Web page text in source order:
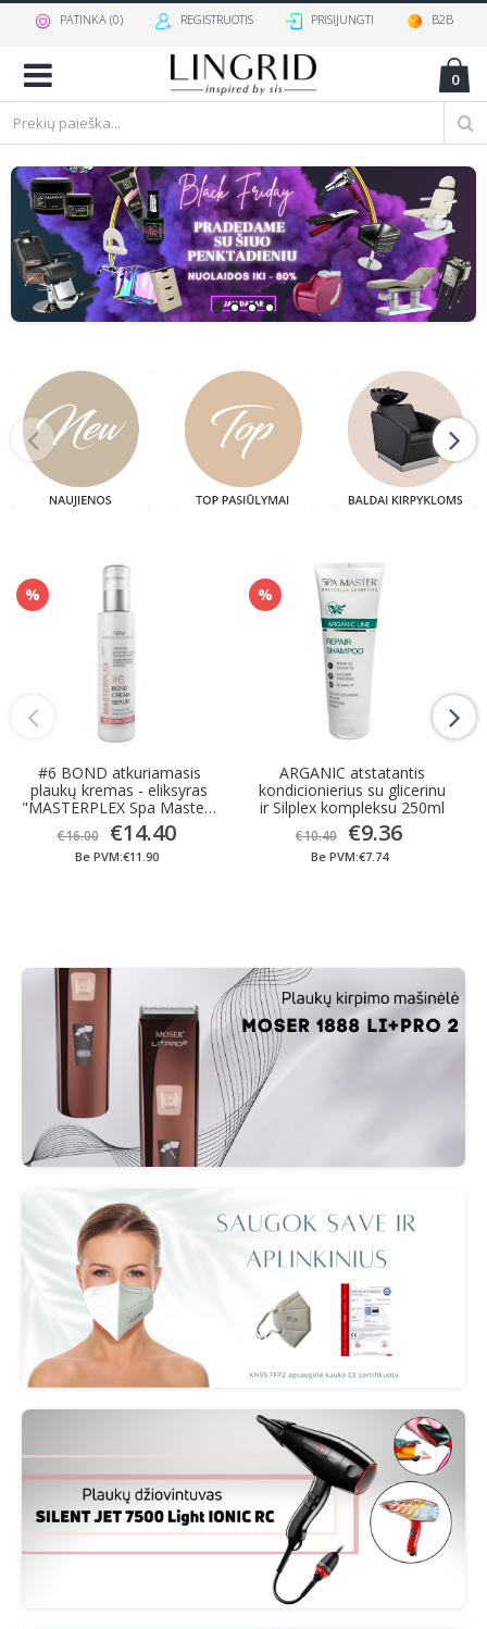
PATINKA (0) REGISTRUOTIS PRISIJUNGTI B2B
0
%
#6 BOND atkuriamasis
plaukų kremas - eliksyras
"MASTERPLEX Spa Master"
125ml
€16.00 €14.40
Be PVM:€11.90
%
ARGANIC atstatantis
kondicionierius su glicerinu
ir Silplex kompleksu 250ml
€10.40 €9.36
Be PVM:€7.74